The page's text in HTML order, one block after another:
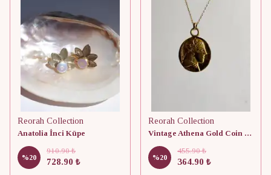
Reorah Collection
Anatolia İnci Küpe
%20
910.90 ₺
728.90 ₺
Reorah Collection
Vintage Athena Gold Coin Kolye
%20
455.90 ₺
364.90 ₺